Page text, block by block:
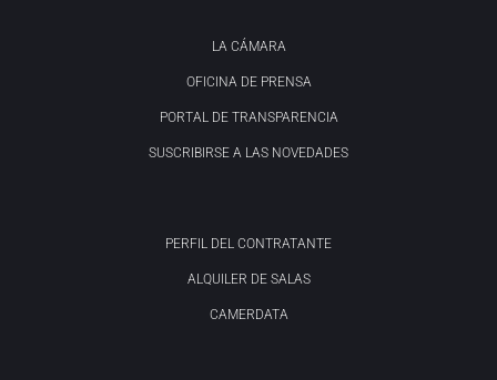
LA CÁMARA
OFICINA DE PRENSA
PORTAL DE TRANSPARENCIA
SUSCRIBIRSE A LAS NOVEDADES
PERFIL DEL CONTRATANTE
ALQUILER DE SALAS
CAMERDATA